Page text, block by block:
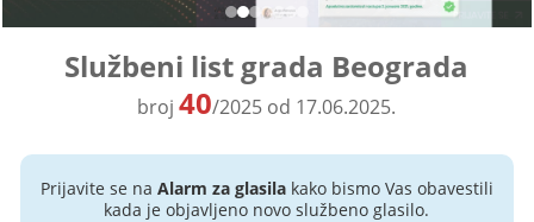
Službeni list grada Beograda
broj40/2025 od 17.06.2025.
Prijavite se na Alarm za glasilakako bismo Vas obavestili
kada je objavljeno novo službeno glasilo.